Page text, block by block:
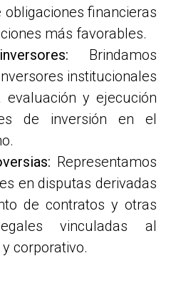
obligaciones financieras
más favorables.
Brindamos
institucionales
y ejecución
de inversión en el
Representamos
en disputas derivadas
de contratos y otras
vinculadas al
corporativo.